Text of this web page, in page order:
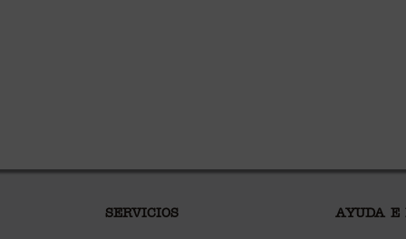
SERVICIOS AYUDA E